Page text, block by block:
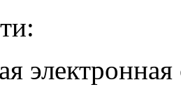
электронная